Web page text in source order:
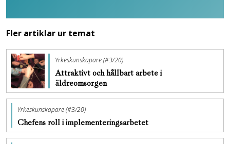
Fler artiklar ur temat
Yrkeskunskapare (#3/20)
Attraktivt och hållbart arbete i
äldreomsorgen
Yrkeskunskapare (#3/20)
Chefens roll i implementeringsarbetet